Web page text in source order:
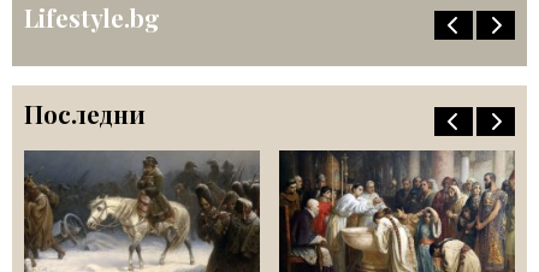
Lifestyle.bg
Последни